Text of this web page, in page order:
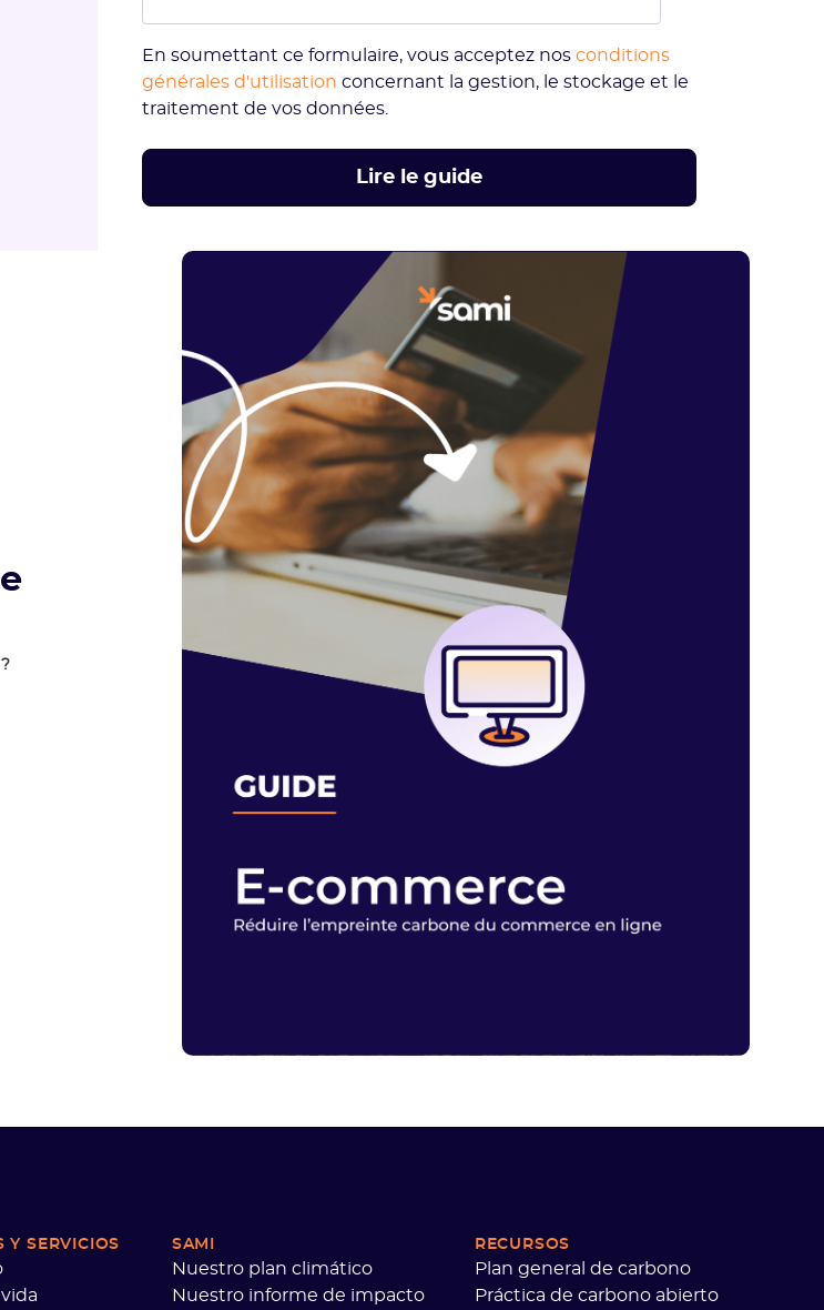
En soumettant ce formulaire, vous acceptez nosconditions
générales d'utilisation concernant la gestion, le stockage et le
traitement de vos données.
Y SERVICIOS SAMI
Nuestro plan climático
Nuestro informe de impacto
RECURSOS
Plan general de carbono
Práctica de carbono abierto